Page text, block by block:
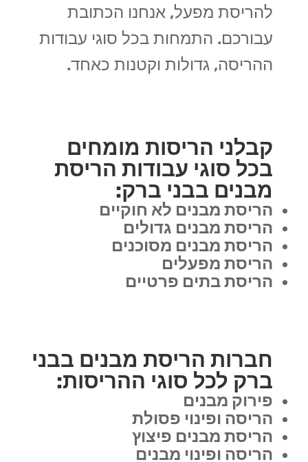
להריסת מפעל, אנחנו הכתובת
עבורכם. התמחות בכל סוגי עבודות
ההריסה, גדולות וקטנות כאחד.
קבלני הריסות מומחים
בכל סוגי עבודות הריסת
מבנים בבני ברק:
הריסת מבנים לא חוקיים
הריסת מבנים גדולים
הריסת מבנים מסוכנים
הריסת מפעלים
הריסת בתים פרטיים
חברות הריסת מבנים בבני
ברק לכל סוגי ההריסות:
פירוק מבנים
הריסה ופינוי פסולת
הריסת מבנים פיצוץ
הריסה ופינוי מבנים